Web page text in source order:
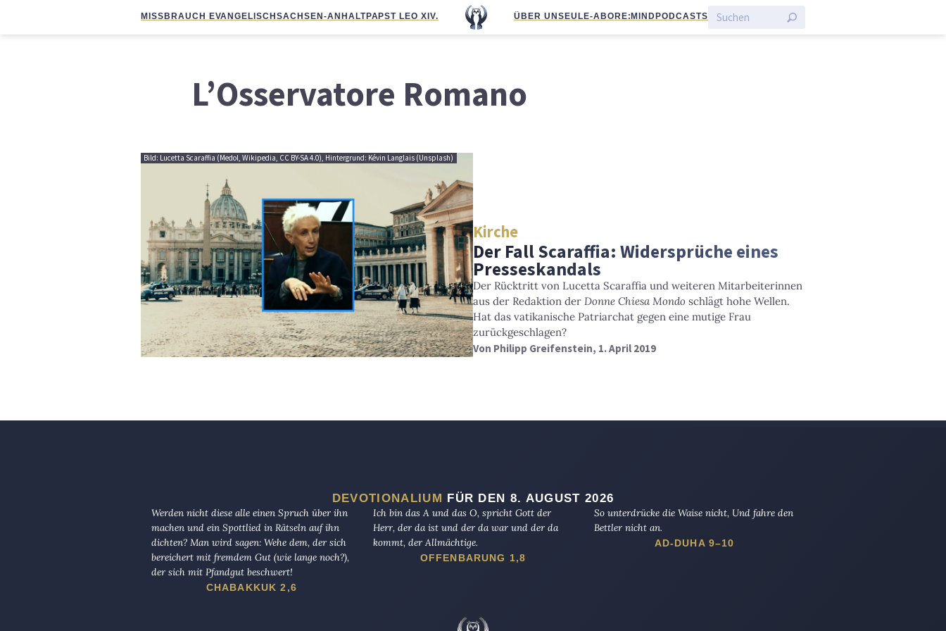
MISSBRAUCH EVANGELISCHSACHSEN-ANHALTPAPST LEO XIV. ÜBER UNS EULE-ABO RE:MIND PODCASTS
L’Osservatore Romano
Bild: Lucetta Scaraffia (Medol, Wikipedia, CC BY-SA 4.0), Hintergrund: Kévin Langlais (Unsplash)
Kirche
Der Fall Scaraffia: Widersprüche eines
Presseskandals
Der Rücktritt von Lucetta Scaraffia und weiteren Mitarbeiterinnen
aus der Redaktion der Donne Chiesa Mondo schlägt hohe Wellen.
Hat das vatikanische Patriarchat gegen eine mutige Frau
zurückgeschlagen?
Von Philipp Greifenstein, 1. April 2019
DEVOTIONALIUM FÜR DEN 8. AUGUST 2026
Werden nicht diese alle einen Spruch über ihn
machen und ein Spottlied in Rätseln auf ihn
dichten? Man wird sagen: Wehe dem, der sich
bereichert mit fremdem Gut (wie lange noch?),
der sich mit Pfandgut beschwert!
CHABAKKUK 2,6
Ich bin das A und das O, spricht Gott der
Herr, der da ist und der da war und der da
kommt, der Allmächtige.
OFFENBARUNG 1,8
So unterdrücke die Waise nicht, Und fahre den
Bettler nicht an.
AD-DUHA 9–10